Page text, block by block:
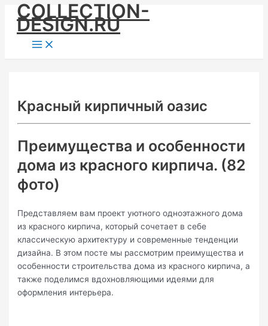
Skip
content
COLLECTION-
DESIGN.RU
Main
Menu
Красный кирпичный оазис
Преимущества и особенности
дома из красного кирпича. (82
фото)
Представляем вам проект уютного одноэтажного дома
из красного кирпича, который сочетает в себе
классическую архитектуру и современные тенденции
дизайна. В этом посте мы рассмотрим преимущества и
особенности строительства дома из красного кирпича, а
также поделимся вдохновляющими идеями для
оформления интерьера.